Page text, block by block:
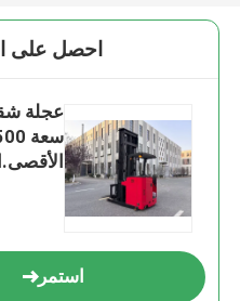
احصل على
عجلة
استمر